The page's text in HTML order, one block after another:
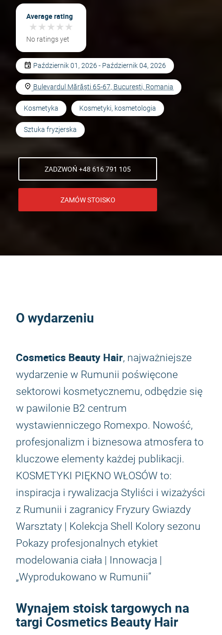
Average rating
★★★★★
★★★★★
No ratings yet
Październik 01, 2026 - Październik 04, 2026
Bulevardul Mărăști 65-67, București, Romania
Kosmetyka Kosmetyki, kosmetologia
Sztuka fryzjerska
ZADZWOŃ +48 616 791 105
ZAMÓW STOISKO
O wydarzeniu
Cosmetics Beauty Hair, najważniejsze
wydarzenie w Rumunii poświęcone
sektorowi kosmetycznemu, odbędzie się
w pawilonie B2 centrum
wystawienniczego Romexpo. Nowość,
profesjonalizm i biznesowa atmosfera to
kluczowe elementy każdej publikacji.
KOSMETYKI PIĘKNO WŁOSÓW to:
inspiracja i rywalizacja Styliści i wizażyści
z Rumunii i zagranicy Fryzury Gwiazdy
Warsztaty | Kolekcja Shell Kolory sezonu
Pokazy profesjonalnych etykiet
modelowania ciała | Innowacja |
„Wyprodukowano w Rumunii”
Wynajem stoisk targowych na
targi Cosmetics Beauty Hair